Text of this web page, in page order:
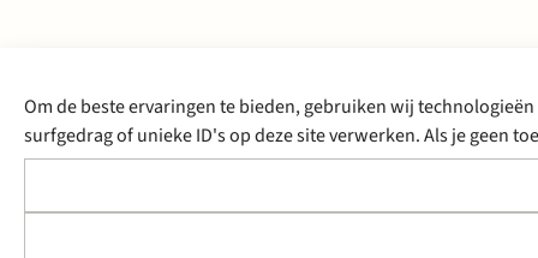
Om de beste ervaringen te bieden, gebruiken wij
surfgedrag of unieke ID's op deze site verwerken. Als je geen